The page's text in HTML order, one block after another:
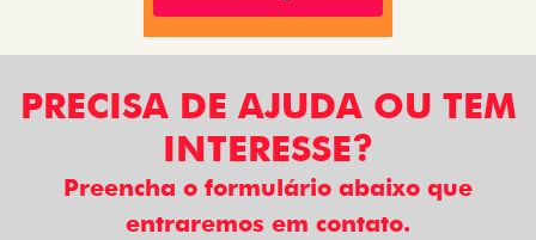
PRECISA DE AJUDA OU TEM
INTERESSE?
Preencha o formulário abaixo que
entraremos em contato.